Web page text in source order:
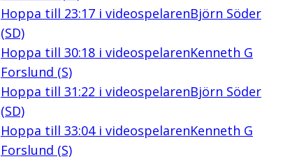
Hoppa till 23:17i videospelarenBjörn Söder
(SD)
Hoppa till 30:18i videospelarenKenneth G
Forslund (S)
Hoppa till 31:22 i videospelarenBjörn Söder
(SD)
Hoppa till 33:04i videospelarenKenneth G
Forslund (S)